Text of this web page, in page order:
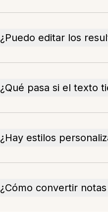
¿Puedo editar los
¿Qué pasa si el texto
¿Hay estilos
¿Cómo convertir